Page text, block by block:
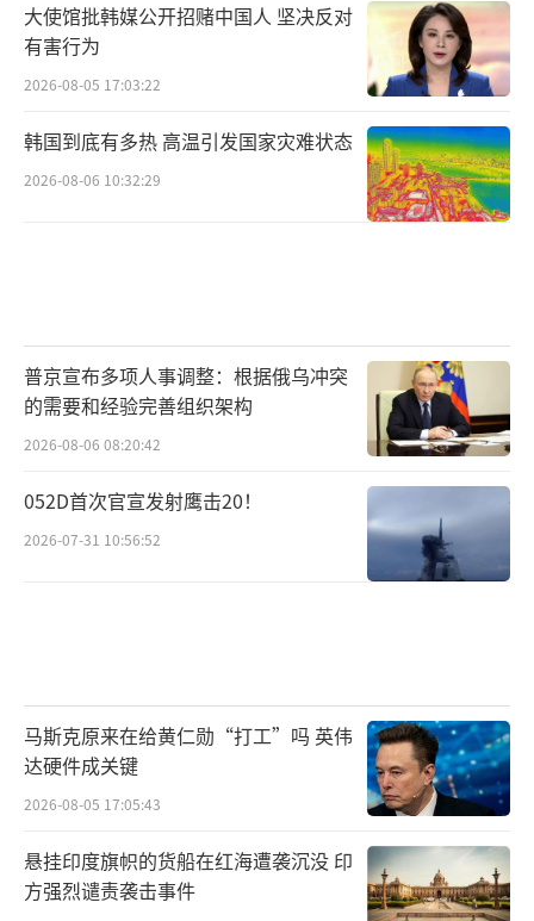
大使馆批韩媒公开招赌中国人 坚决反对
有害行为
2026-08-05 17:03:22
韩国到底有多热 高温引发国家灾难状态
2026-08-06 10:32:29
普京宣布多项人事调整：根据俄乌冲突
的需要和经验完善组织架构
2026-08-06 08:20:42
052D首次官宣发射鹰击20！
2026-07-31 10:56:52
马斯克原来在给黄仁勋“打工”吗 英伟
达硬件成关键
2026-08-05 17:05:43
悬挂印度旗帜的货船在红海遭袭沉没 印
方强烈谴责袭击事件